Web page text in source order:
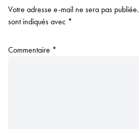
Votre adresse e-mail ne sera pas publiée.
sont indiqués avec *
Commentaire *